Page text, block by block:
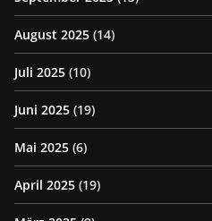
August 2025 (14)
Juli 2025 (10)
Juni 2025 (19)
Mai 2025 (6)
April 2025 (19)